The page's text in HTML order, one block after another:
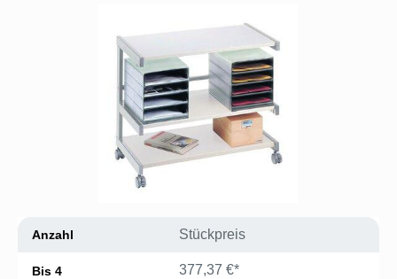
Anzahl Stückpreis
Bis 4 377,37 €*